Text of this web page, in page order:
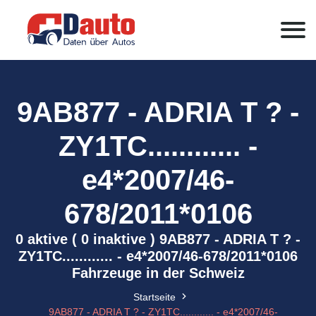
9AB877 - ADRIA T ? -
ZY1TC............ -
e4*2007/46-
678/2011*0106
0 aktive ( 0 inaktive ) 9AB877 - ADRIA T ? -
ZY1TC............ - e4*2007/46-678/2011*0106
Fahrzeuge in der Schweiz
Startseite
9AB877 - ADRIA T ? - ZY1TC............ - e4*2007/46-